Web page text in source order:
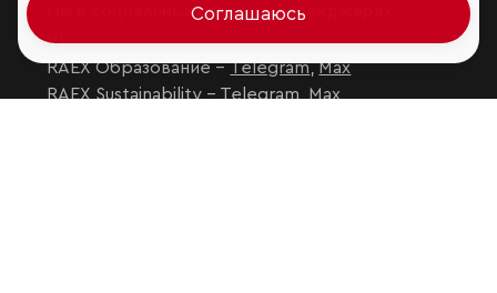
Мы в социальных сетях и мессенджерах
VK
RAEX Образование –Telegram,Max
RAEX Sustainability – Telegram Max
Соглашаюсь